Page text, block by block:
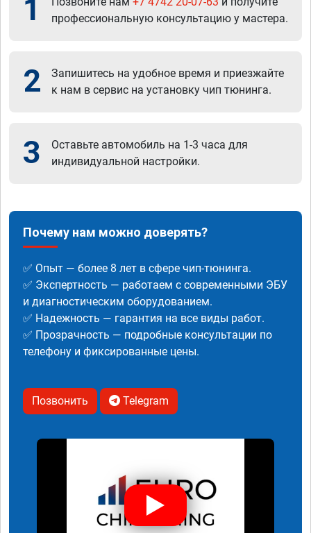
1
профессиональную консультацию у мастера.
2
Запишитесь на удобное время и приезжайте
к нам в сервис на установку чип тюнинга.
3
Оставьте автомобиль на 1-3 часа для
индивидуальной настройки.
Почему нам можно доверять?
✅ Опыт — более 8 лет в сфере чип-тюнинга.
✅ Экспертность — работаем с современными ЭБУ
и диагностическим оборудованием.
✅ Надежность — гарантия на все виды работ.
✅ Прозрачность — подробные консультации по
телефону и фиксированные цены.
Позвонить Telegram